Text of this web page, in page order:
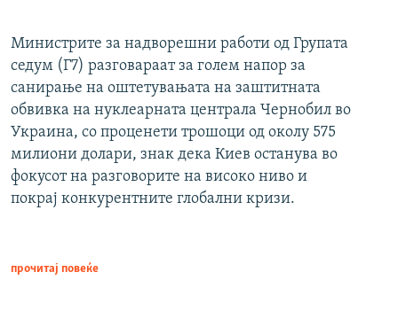
Министрите за надворешни работи од Групата
седум (Г7) разговараат за голем напор за
санирање на оштетувањата на заштитната
обвивка на нуклеарната централа Чернобил во
Украина, со проценети трошоци од околу 575
милиони долари, знак дека Киев останува во
фокусот на разговорите на високо ниво и
покрај конкурентните глобални кризи.
прочитај повеќе